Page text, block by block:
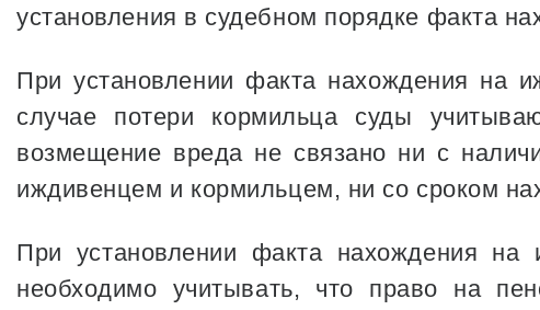
установления в судебном порядке факта
При установлении факта нахождения на
случае потери кормильца суды
возмещение вреда не связано ни с
иждивенцем и кормильцем, ни со сроком
При установлении факта нахождения на
необходимо учитывать, что право на